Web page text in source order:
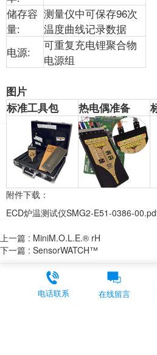
储存容
量:
测量仪中可保存96次
温度曲线记录数据
电源:
可重复充电锂聚合物
电源组
图片
标准工具包
热电偶准备
附件下载：
ECD炉温测试仪SMG2-E51-0386-
上一篇 : MiniM.O.L.E.® rH
下一篇 : SensorWATCH™
联系我们购买
电话联系 在线留言